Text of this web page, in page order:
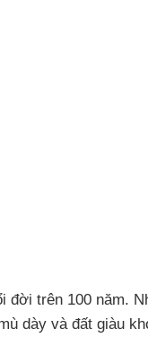
đời trên 100 năm.
dày và đất giàu